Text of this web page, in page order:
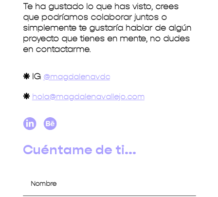
Te ha gustado lo que has visto, crees
que podríamos colaborar juntos o
simplemente te gustaría hablar de algún
proyecto que tienes en mente, no dudes
en contactarme.
❋IG @magdalenavdc
❋ hola@magdalenavallejo.com
Cuéntame de ti...